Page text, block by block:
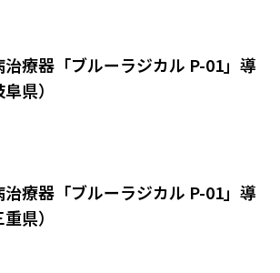
療器「ブルーラジカル P-01」導
県）
療器「ブルーラジカル P-01」導
県）